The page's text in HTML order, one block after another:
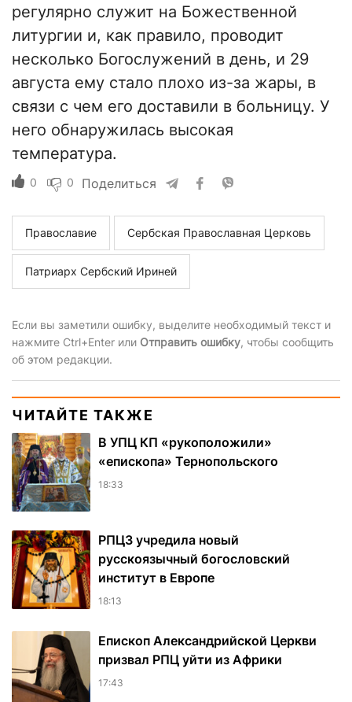
регулярно служит на Божественной
литургии и, как правило, проводит
несколько Богослужений в день, и 29
августа ему стало плохо из-за жары, в
связи с чем его доставили в больницу. У
него обнаружилась высокая
температура.
0 0 Поделиться
Православие Сербская Православная Церковь
Патриарх Сербский Ириней
Если вы заметили ошибку, выделите необходимый текст и
нажмите Ctrl+Enter или Отправить ошибку, чтобы сообщить
об этом редакции.
ЧИТАЙТЕ ТАКЖЕ
В УПЦ КП «рукоположили»
«епископа» Тернопольского
18:33
РПЦЗ учредила новый
русскоязычный богословский
институт в Европе
18:13
Епископ Александрийской Церкви
призвал РПЦ уйти из Африки
17:43